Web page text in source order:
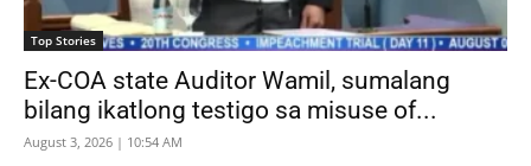
Top Stories
Ex-COA state Auditor Wamil, sumalang
bilang ikatlong testigo sa misuse of...
August 3, 2026 | 10:54 AM